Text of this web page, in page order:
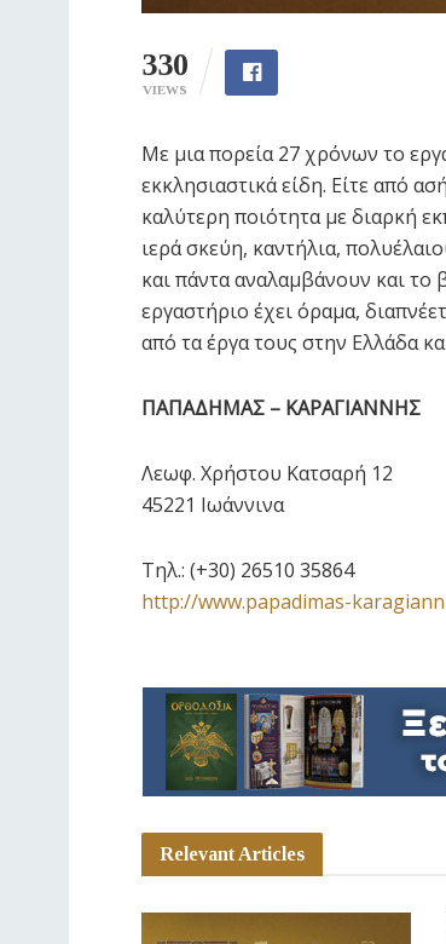
330
VIEWS
Mε μια πορεία 27 χρόνων το
εκκλησιαστικά είδη. Είτε από
καλύτερη ποιότητα με διαρκή
ιερά σκεύη, καντήλια,
και πάντα αναλαμβάνουν και το
εργαστήριο έχει όραμα,
από τα έργα τους στην Ελλάδα
ΠΑΠΑΔΗΜΑΣ – ΚΑΡΑΓΙΑΝΝΗΣ
Λεωφ. Χρήστου Κατσαρή 12
45221 Ιωάννινα
Τηλ.: (+30) 26510 35864
http://www.papadimas-
Relevant Articles